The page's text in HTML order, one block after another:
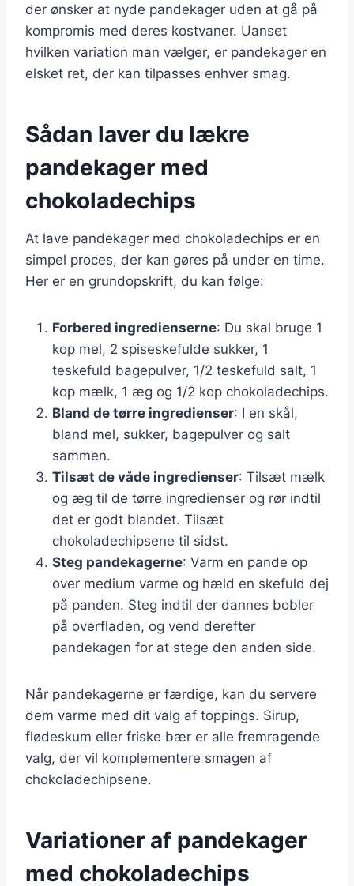
der ønsker at nyde pandekager uden at gå på
kompromis med deres kostvaner. Uanset
hvilken variation man vælger, er pandekager en
elsket ret, der kan tilpasses enhver smag.
Sådan laver du lækre
pandekager med
chokoladechips
At lave pandekager med chokoladechips er en
simpel proces, der kan gøres på under en time.
Her er en grundopskrift, du kan følge:
Forbered ingredienserne: Du skal bruge 1
kop mel, 2 spiseskefulde sukker, 1
teskefuld bagepulver, 1/2 teskefuld salt, 1
kop mælk, 1 æg og 1/2 kop chokoladechips.
Bland de tørre ingredienser: I en skål,
bland mel, sukker, bagepulver og salt
sammen.
Tilsæt de våde ingredienser: Tilsæt mælk
og æg til de tørre ingredienser og rør indtil
det er godt blandet. Tilsæt
chokoladechipsene til sidst.
Steg pandekagerne: Varm en pande op
over medium varme og hæld en skefuld dej
på panden. Steg indtil der dannes bobler
på overfladen, og vend derefter
pandekagen for at stege den anden side.
Når pandekagerne er færdige, kan du servere
dem varme med dit valg af toppings. Sirup,
flødeskum eller friske bær er alle fremragende
valg, der vil komplementere smagen af
chokoladechipsene.
Variationer af pandekager
med chokoladechips